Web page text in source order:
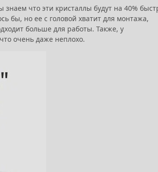
что эти кристаллы будут на 40%
бы, но ее с головой хватит для монтажа,
больше для работы. Также, у
очень даже неплохо.